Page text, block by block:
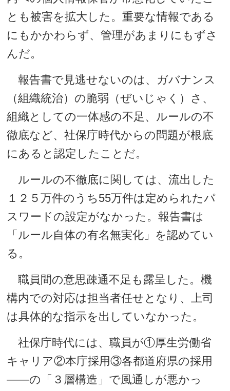
とも被害を拡大した。重要な情報である
にもかかわらず、管理があまりにもずさ
んだ。
報告書で見逃せないのは、ガバナンス
（組織統治）の脆弱（ぜいじゃく）さ、
組織としての一体感の不足、ルールの不
徹底など、社保庁時代からの問題が根底
にあると認定したことだ。
ルールの不徹底に関しては、流出した
１２５万件のうち55万件は定められたパ
スワードの設定がなかった。報告書は
「ルール自体の有名無実化」を認めてい
る。
職員間の意思疎通不足も露呈した。機
構内での対応は担当者任せとなり、上司
は具体的な指示を出していなかった。
社保庁時代には、職員が①厚生労働省
キャリア②本庁採用③各都道府県の採用
――の「３層構造」で風通しが悪かっ